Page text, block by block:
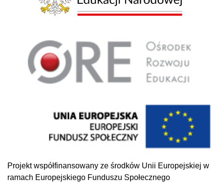
Projekt współfinansowany ze środków Unii Europejskiej w
ramach Europejskiego Funduszu Społecznego